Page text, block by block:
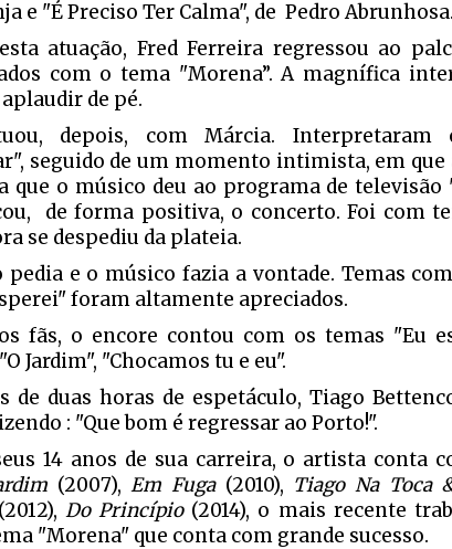
e "É Preciso Ter Calma", de Pedro Abrunhosa.
atuação, Fred Ferreira regressou ao
com o tema "Morena”. A magnífica
de pé.
depois, com Márcia.
seguido de um momento intimista, em que
que o músico deu ao programa de televisão
de forma positiva, o concerto. Foi com
se despediu da plateia.
pedia e o músico fazia a vontade. Temas
foram altamente apreciados.
fãs, o encore contou com os temas "Eu
Jardim", "Chocamos tu e eu".
de duas horas de espetáculo, Tiago
: "Que bom é regressar ao Porto!".
14 anos de sua carreira, o artista conta
(2007),Em Fuga(2010), Tiago Na Toca
(2012),Do Princípio(2014), o mais recente
"Morena" que conta com grande sucesso.